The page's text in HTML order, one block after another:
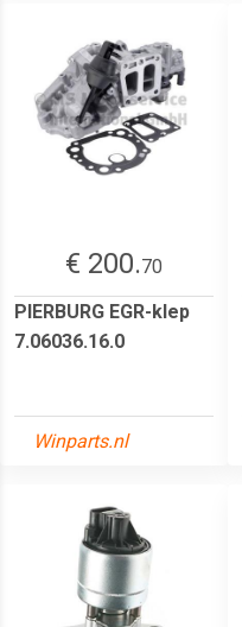
€ 200.70
PIERBURG EGR-klep
7.06036.16.0
Winparts.nl